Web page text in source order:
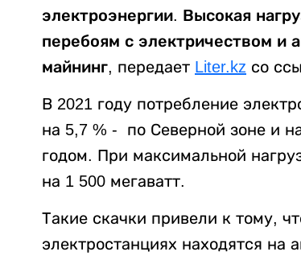
электроэнергии. Высокая
перебоям с электричеством и
майнинг, передает Liter.kz со
В 2021 году потребление
на 5,7 % - по Северной зоне и
годом. При максимальной
на 1 500 мегаватт.
Такие скачки привели к тому,
электростанциях находятся на